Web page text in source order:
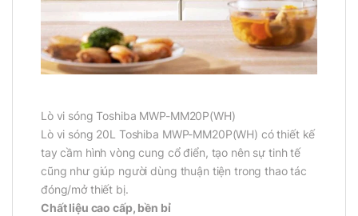
Lò vi sóng Toshiba MWP-MM20P(WH)
Lò vi sóng 20L Toshiba MWP-MM20P(WH) có thiết kế
tay cầm hình vòng cung cổ điển, tạo nên sự tinh tế
cũng như giúp người dùng thuận tiện trong thao tác
đóng/mở thiết bị.
Chất liệu cao cấp, bền bỉ